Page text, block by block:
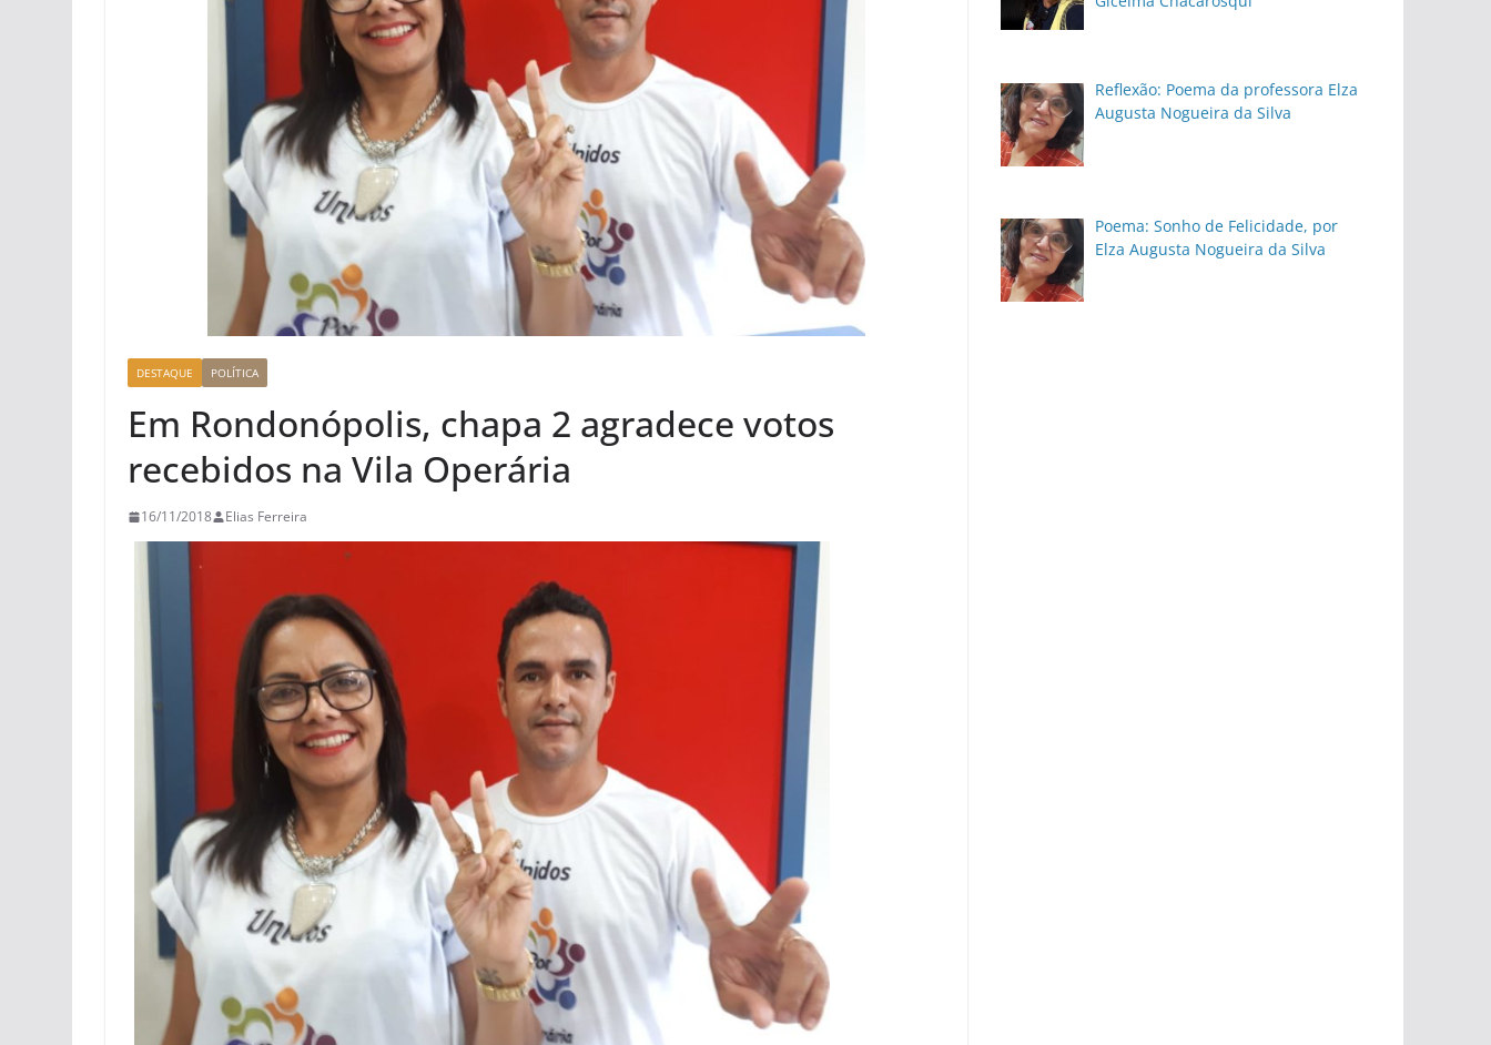
DESTAQUE POLÍTICA
Em Rondonópolis, chapa 2 agradece votos
recebidos na Vila Operária
16/11/2018 Elias Ferreira
Reflexão: Poema da professora Elza
Augusta Nogueira da Silva
Poema: Sonho de Felicidade, por
Elza Augusta Nogueira da Silva